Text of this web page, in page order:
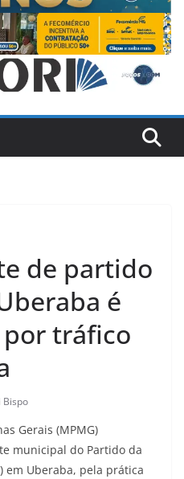
de partido
é
tráfico
Bispo
Gerais (MPMG)
municipal do Partido da
em Uberaba, pela prática